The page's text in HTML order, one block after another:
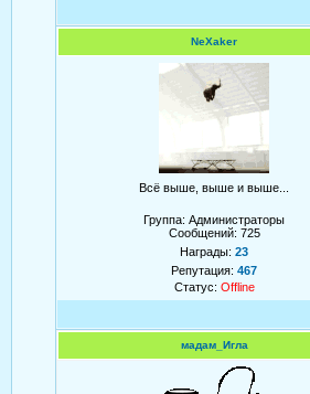
NeXaker
Всё выше, выше и выше...
Группа: Администраторы
Сообщений: 725
Награды: 23
Репутация: 467
Статус: Offline
мадам_Игла